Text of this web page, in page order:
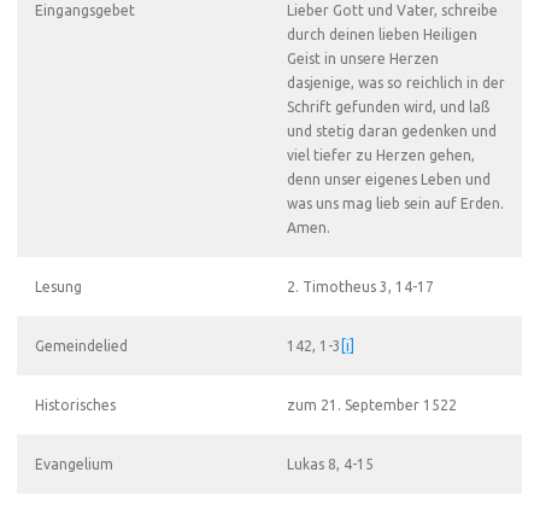
Eingangsgebet
Lieber Gott und Vater, schreibe
durch deinen lieben Heiligen
Geist in unsere Herzen
dasjenige, was so reichlich in der
Schrift gefunden wird, und laß
und stetig daran gedenken und
viel tiefer zu Herzen gehen,
denn unser eigenes Leben und
was uns mag lieb sein auf Erden.
Amen.
Lesung 2. Timotheus 3, 14-17
Gemeindelied 142, 1-3 [i]
Historisches zum 21. September 1522
Evangelium Lukas 8, 4-15